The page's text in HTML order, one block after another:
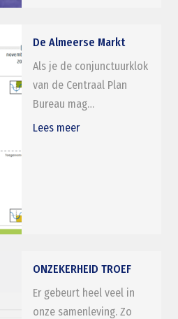
De Almeerse Markt
Als je de conjunctuurklok
van de Centraal Plan
Bureau mag…
Lees meer
ONZEKERHEID TROEF
Er gebeurt heel veel in
onze samenleving. Zo